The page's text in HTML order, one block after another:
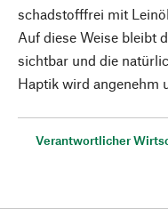
schadstofffrei mit
Auf diese Weise bleibt
sichtbar und die
Haptik wird angenehm
Verantwortlicher